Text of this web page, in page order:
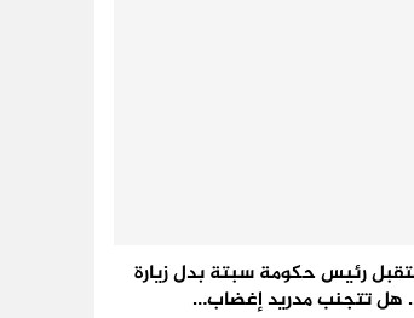
رئيس حكومة سبتة بدل زيارة
هل تتجنب مدريد إغضاب…